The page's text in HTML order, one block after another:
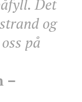
Det
og
på
–